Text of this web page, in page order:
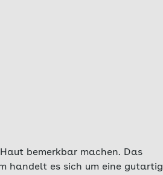
bemerkbar machen. Das
handelt es sich um eine